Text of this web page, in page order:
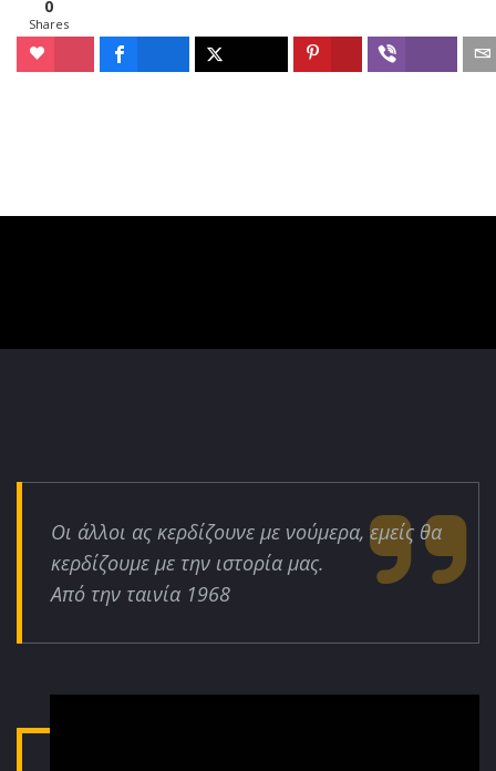
0
Shares
Οι άλλοι ας κερδίζουνε με νούμερα, εμείς θα
κερδίζουμε με την ιστορία μας.
Από την ταινία 1968